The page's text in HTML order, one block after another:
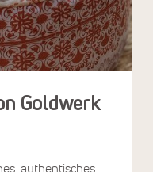
Goldwerk
authentisches